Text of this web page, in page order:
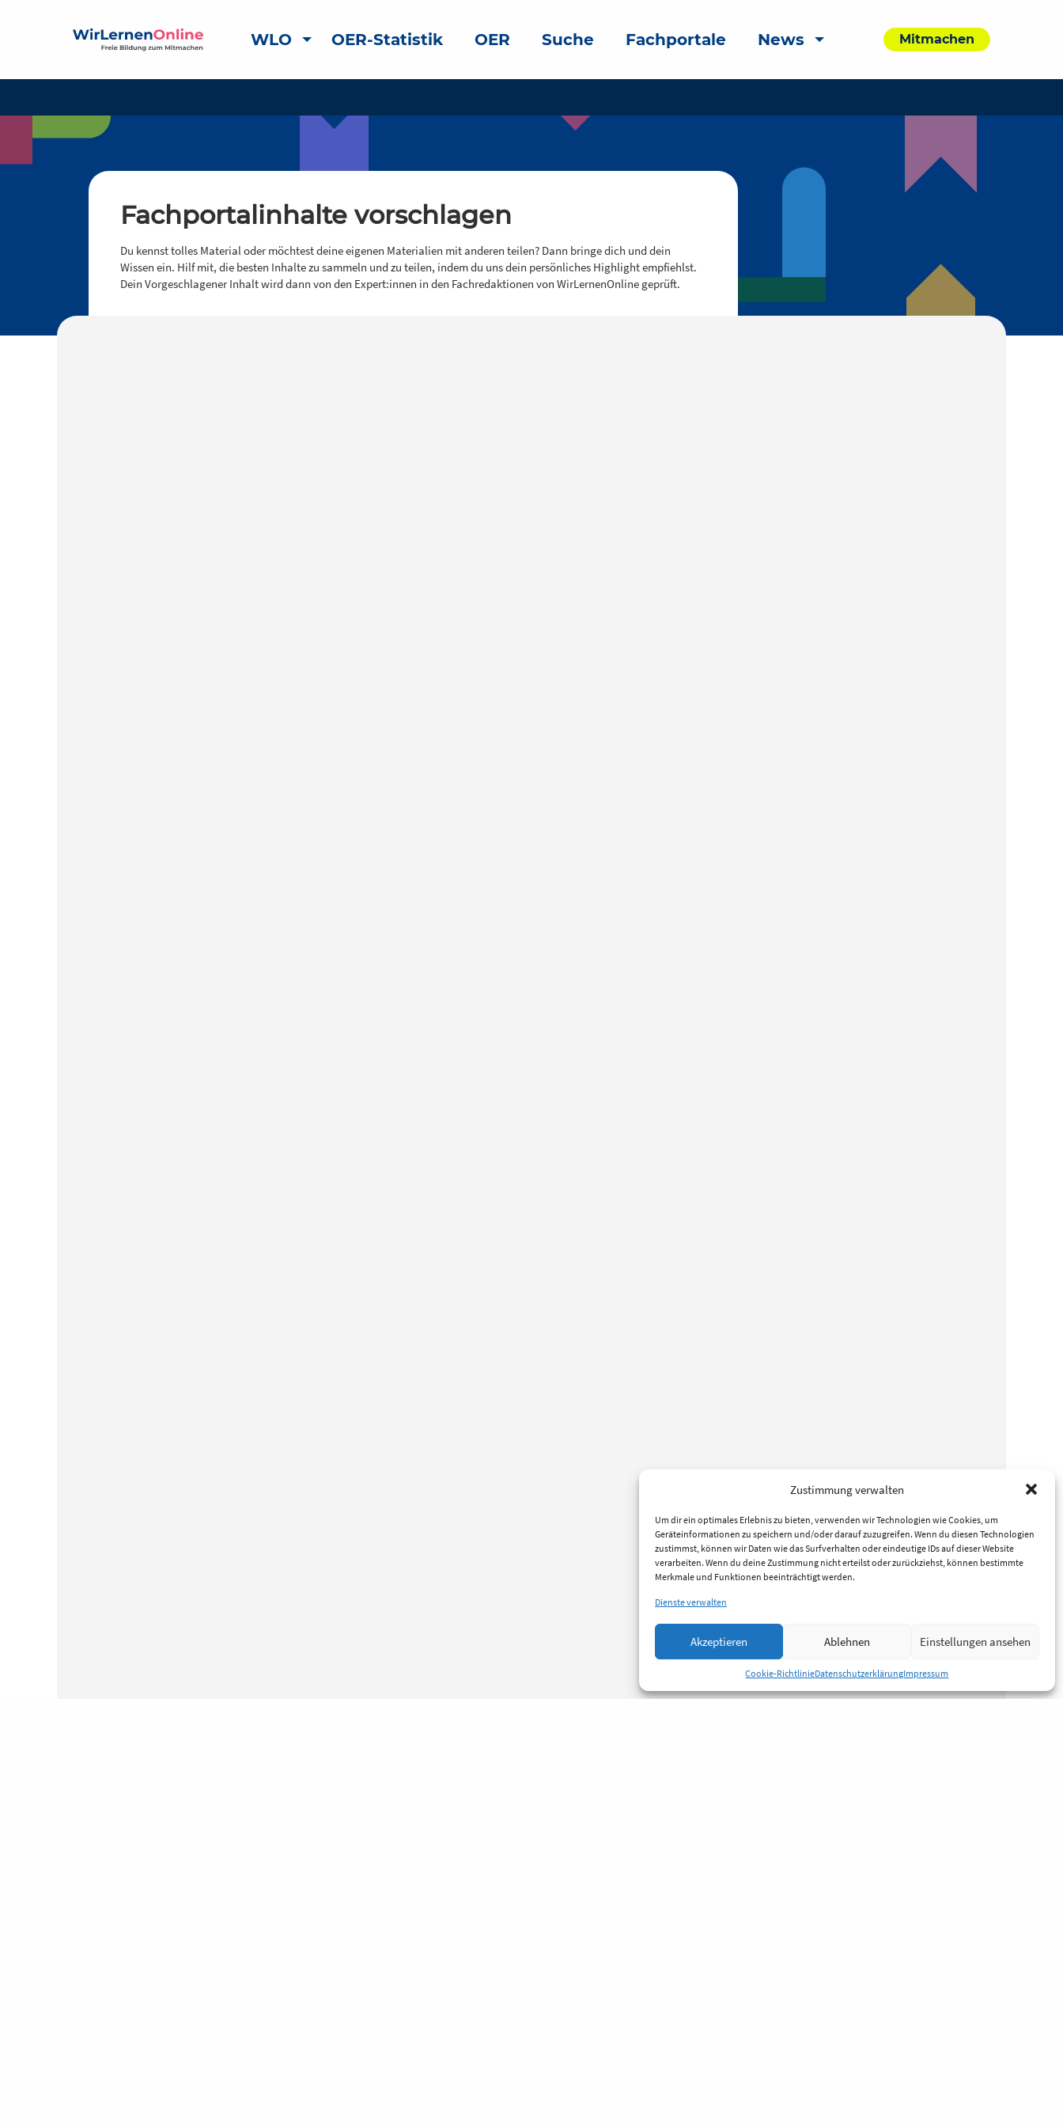
Zustimmung verwalten
Um dir ein optimales Erlebnis zu bieten, verwenden wir Technologien wie Cookies, um
Geräteinformationen zu speichern und/oder darauf zuzugreifen. Wenn du diesen Technologien
zustimmst, können wir Daten wie das Surfverhalten oder eindeutige IDs auf dieser Website
verarbeiten. Wenn du deine Zustimmung nicht erteilst oder zurückziehst, können bestimmte
Merkmale und Funktionen beeinträchtigt werden.
Dienste verwalten
Akzeptieren Ablehnen Einstellungen ansehen
Cookie-RichtlinieDatenschutzerklärungImpressum
WLO OER-Statistik OER Suche Fachportale News Mitmachen
Fachportalinhalte vorschlagen
Du kennst tolles Material oder möchtest deine eigenen Materialien mit anderen teilen? Dann bringe dich und dein
Wissen ein. Hilf mit, die besten Inhalte zu sammeln und zu teilen, indem du uns dein persönliches Highlight empfiehlst.
Dein Vorgeschlagener Inhalt wird dann von den Expert:innen in den Fachredaktionen von WirLernenOnline geprüft.